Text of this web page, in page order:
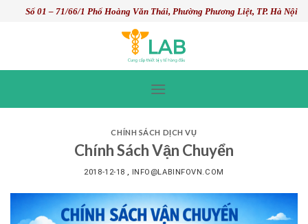
Số 01 – 71/66/1 Phố Hoàng Văn Thái, Phường Phương Liệt, TP. Hà Nội
CHÍNH SÁCH DỊCH VỤ
Chính Sách Vận Chuyển
2018-12-18 , INFO@LABINFOVN.COM